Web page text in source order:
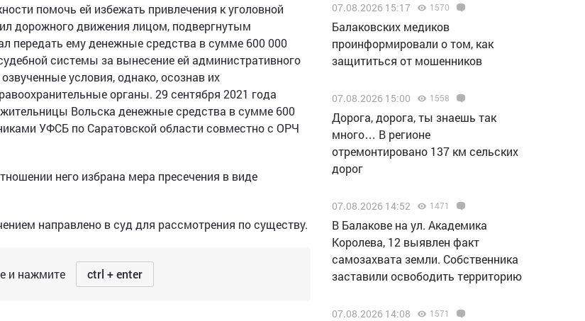
помочь ей избежать привлечения к уголовной
дорожного движения лицом, подвергнутым
передать ему денежные средства в сумме 600 000
системы за вынесение ей административного
условия, однако, осознав их
органы. 29 сентября 2021 года
Вольска денежные средства в сумме 600
УФСБ по Саратовской области совместно с ОРЧ
него избрана мера пресечения в виде
направлено в суд для рассмотрения по существу.
и нажмите ctrl + enter
07.08.2026 15:17 1570
Балаковских медиков
проинформировали о том, как
защититься от мошенников
07.08.2026 15:00 1558
Дорога, дорога, ты знаешь так
много… В регионе
отремонтировано 137 км сельских
дорог
07.08.2026 14:52 1471
В Балакове на ул. Академика
Королева, 12 выявлен факт
самозахвата земли. Собственника
заставили освободить территорию
07.08.2026 14:08 1571